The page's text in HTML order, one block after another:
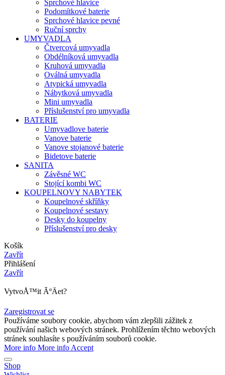
Sprchové hlavice
Podomítkové baterie
Sprchové hlavice pevné
Ruční sprchy
UMYVADLA
Čtvercová umyvadla
Obdélníková umyvadla
Kruhová umyvadla
Oválná umyvadla
Atypická umyvadla
Nábytková umyvadla
Mini umyvadla
Příslušenství pro umyvadla
BATERIE
Umyvadlove baterie
Vanove baterie
Vanove stojanové baterie
Bidetove baterie
SANITA
Závěsné WC
Stojící kombi WC
KOUPELNOVY NABYTEK
Koupelnové skříňky
Koupelnové sestavy
Desky do koupelny
Příslušenství pro desky
Košík
Zavřít
Přihlášení
Zavřít
VytvoÅ™it ÃºÄet?
Zaregistrovat se
Používáme soubory cookie, abychom vám zlepšili zážitek z
používání našich webových stránek. Prohlížením těchto webových
stránek souhlasíte s používáním souborů cookie.
More info More info Accept
Shop